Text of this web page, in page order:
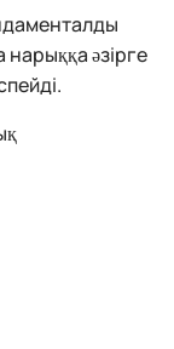
әзірге